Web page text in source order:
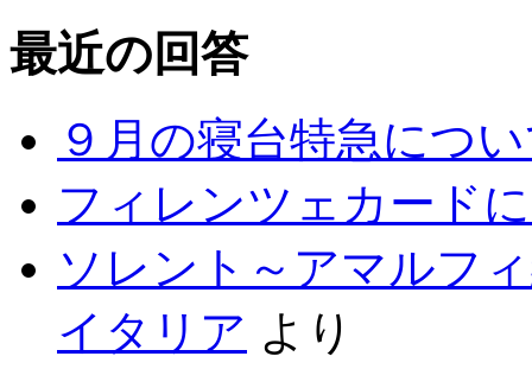
最近の回答
９月の寝台特急につ
フィレンツェカード
ソレント～アマルフ
イタリア より